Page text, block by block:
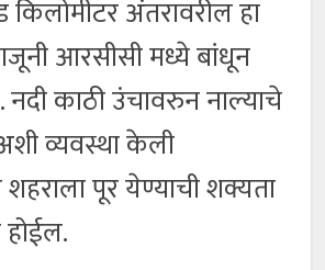
किलोमीटर अंतरावरील हा
आरसीसी मध्ये बांधून
नदी काठी उंचावरुन नाल्याचे
व्यवस्था केली
पूर येण्याची शक्यता